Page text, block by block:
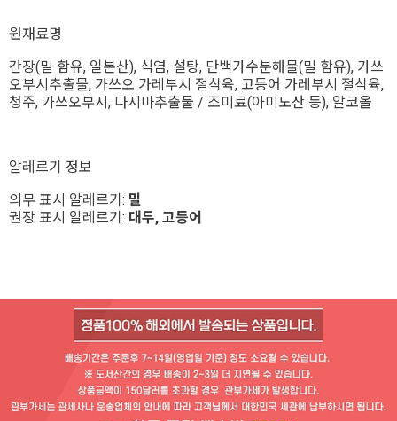
원재료명
간장(밀 함유, 일본산), 식염, 설탕, 단백가수분해물(밀 함유), 가쓰
오부시추출물, 가쓰오 가레부시 절삭육, 고등어 가레부시 절삭육,
청주, 가쓰오부시, 다시마추출물 / 조미료(아미노산 등), 알코올
알레르기 정보
의무 표시 알레르기: 밀
권장 표시 알레르기: 대두, 고등어